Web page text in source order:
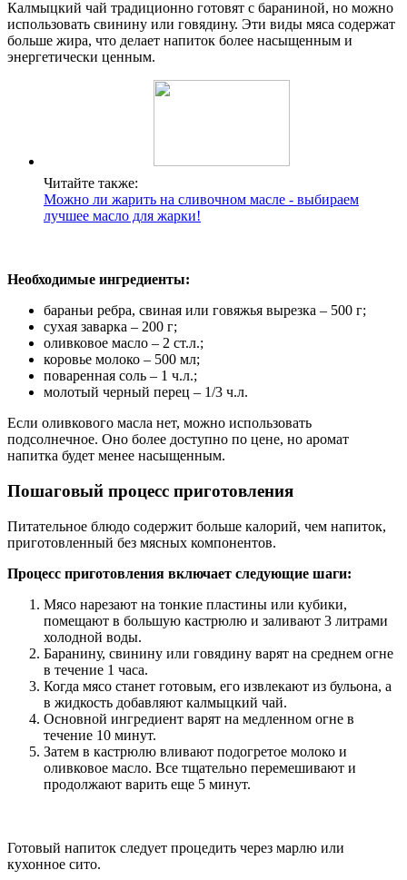
Калмыцкий чай традиционно готовят с бараниной, но можно
использовать свинину или говядину. Эти виды мяса содержат
больше жира, что делает напиток более насыщенным и
энергетически ценным.
Читайте также:
Можно ли жарить на сливочном масле - выбираем
лучшее масло для жарки!
Необходимые ингредиенты:
бараньи ребра, свиная или говяжья вырезка – 500 г;
сухая заварка – 200 г;
оливковое масло – 2 ст.л.;
коровье молоко – 500 мл;
поваренная соль – 1 ч.л.;
молотый черный перец – 1/3 ч.л.
Если оливкового масла нет, можно использовать
подсолнечное. Оно более доступно по цене, но аромат
напитка будет менее насыщенным.
Пошаговый процесс приготовления
Питательное блюдо содержит больше калорий, чем напиток,
приготовленный без мясных компонентов.
Процесс приготовления включает следующие шаги:
Мясо нарезают на тонкие пластины или кубики,
помещают в большую кастрюлю и заливают 3 литрами
холодной воды.
Баранину, свинину или говядину варят на среднем огне
в течение 1 часа.
Когда мясо станет готовым, его извлекают из бульона, а
в жидкость добавляют калмыцкий чай.
Основной ингредиент варят на медленном огне в
течение 10 минут.
Затем в кастрюлю вливают подогретое молоко и
оливковое масло. Все тщательно перемешивают и
продолжают варить еще 5 минут.
Готовый напиток следует процедить через марлю или
кухонное сито.